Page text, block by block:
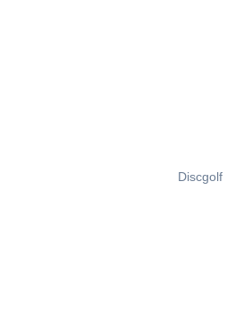
Discgolf